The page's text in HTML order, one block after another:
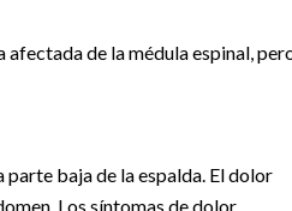
de la médula espinal,
baja de la espalda. El dolor
Los síntomas de dolor